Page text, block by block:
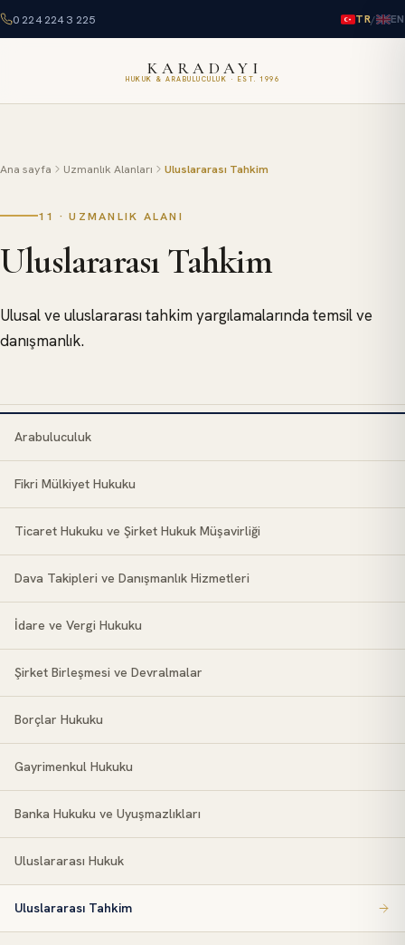
0 224 224 3 225 TR/ EN
KARADAYI
HUKUK & ARABULUCULUK · EST. 1996
Ana sayfa Uzmanlık Alanları Uluslararası Tahkim
11 ·UZMANLIK ALANI
Uluslararası Tahkim
Ulusal ve uluslararası tahkim yargılamalarında temsil ve
danışmanlık.
Arabuluculuk
Fikri Mülkiyet Hukuku
Ticaret Hukuku ve Şirket Hukuk Müşavirliği
Dava Takipleri ve Danışmanlık Hizmetleri
İdare ve Vergi Hukuku
Şirket Birleşmesi ve Devralmalar
Borçlar Hukuku
Gayrimenkul Hukuku
Banka Hukuku ve Uyuşmazlıkları
Uluslararası Hukuk
Uluslararası Tahkim